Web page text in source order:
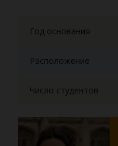
Год основания
Расположение
Число студентов